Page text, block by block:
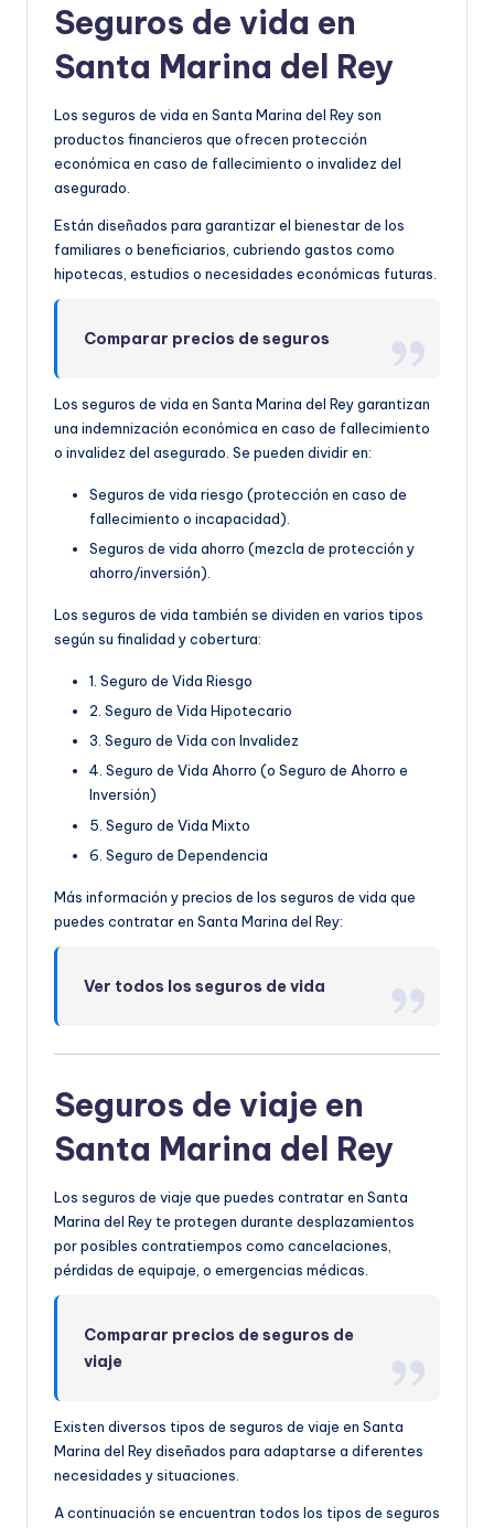
Seguros de vida en
Santa Marina del Rey
Los seguros de vida en Santa Marina del Rey son
productos financieros que ofrecen protección
económica en caso de fallecimiento o invalidez del
asegurado.
Están diseñados para garantizar el bienestar de los
familiares o beneficiarios, cubriendo gastos como
hipotecas, estudios o necesidades económicas futuras.
Comparar precios de seguros
Los seguros de vida en Santa Marina del Rey garantizan
una indemnización económica en caso de fallecimiento
o invalidez del asegurado. Se pueden dividir en:
Seguros de vida riesgo (protección en caso de
fallecimiento o incapacidad).
Seguros de vida ahorro (mezcla de protección y
ahorro/inversión).
Los seguros de vida también se dividen en varios tipos
según su finalidad y cobertura:
1. Seguro de Vida Riesgo
2. Seguro de Vida Hipotecario
3. Seguro de Vida con Invalidez
4. Seguro de Vida Ahorro (o Seguro de Ahorro e
Inversión)
5. Seguro de Vida Mixto
6. Seguro de Dependencia
Más información y precios de los seguros de vida que
puedes contratar en Santa Marina del Rey:
Ver todos los seguros de vida
Seguros de viaje en
Santa Marina del Rey
Los seguros de viaje que puedes contratar en Santa
Marina del Rey te protegen durante desplazamientos
por posibles contratiempos como cancelaciones,
pérdidas de equipaje, o emergencias médicas.
Comparar precios de seguros de
viaje
Existen diversos tipos de seguros de viaje en Santa
Marina del Rey diseñados para adaptarse a diferentes
necesidades y situaciones.
A continuación se encuentran todos los tipos de seguros